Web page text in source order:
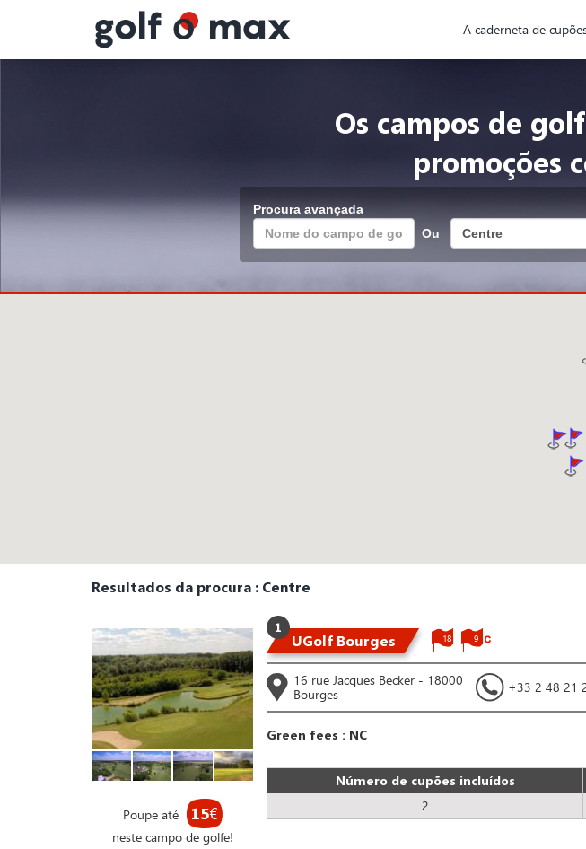
A caderneta de
Os campos de
promoções
Procura avançada
Ou
Resultados da procura : Centre
Poupe até 15€
neste campo de golfe!
1
UGolf Bourges 18 9
16 rue Jacques Becker - 18000
Bourges
+33 2 48 21
Green fees : NC
Número de cupões incluídos
2
Painel de Gerenciamento de Cookies